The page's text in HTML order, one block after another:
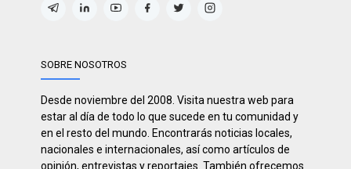
SOBRE NOSOTROS
Desde noviembre del 2008. Visita nuestra web para
estar al día de todo lo que sucede en tu comunidad y
en el resto del mundo. Encontrarás noticias locales,
nacionales e internacionales, así como artículos de
opinión, entrevistas y reportajes. También ofrecemos